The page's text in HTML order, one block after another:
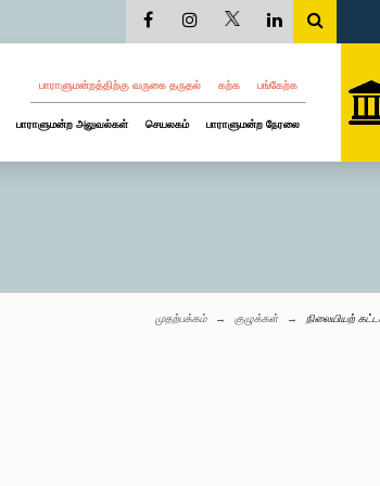
பாராளுமன்றத்திற்கு வருகை தருதல் கற்க பங்கேற்க
பாராளுமன்ற அலுவல்கள் செயலகம் பாராளுமன்ற நேரலை
முதற்பக்கம் குழுக்கள் நிலையியற்